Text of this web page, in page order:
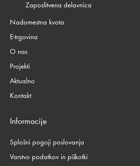
Zaposlitvena delavnica
Nadomestna kvota
E-trgovina
O nas
Projekti
Aktualno
Kontakt
Informacije
Splošni pogoji poslovanja
Varstvo podatkov in piškotki